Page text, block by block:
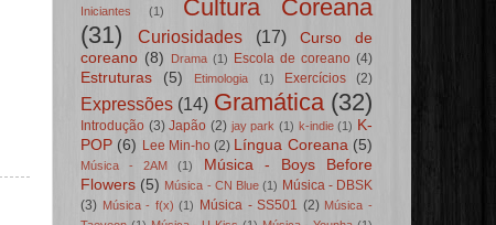
Iniciantes (1)
Cultura Coreana
(31)
Curiosidades (17)
Curso de
coreano (8) Drama (1) Escola de coreano (4)
Estruturas (5) Etimologia (1) Exercícios (2)
Expressões (14) Gramática (32)
Introdução (3) Japão (2) jay park (1) k-indie (1) K-
POP (6) Lee Min-ho (2) Língua Coreana (5)
Música - 2AM (1)
Música - Boys Before
Flowers (5) Música - CN Blue (1) Música - DBSK
(3) Música - f(x) (1) Música - SS501 (2) Música -